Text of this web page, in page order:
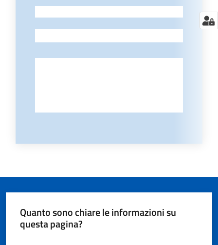
-
Quanto sono chiare le informazioni su
questa pagina?